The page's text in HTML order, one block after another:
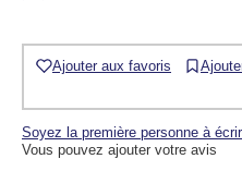
Ajouter aux favoris
Soyez la première personne à
Vous pouvez ajouter votre avis